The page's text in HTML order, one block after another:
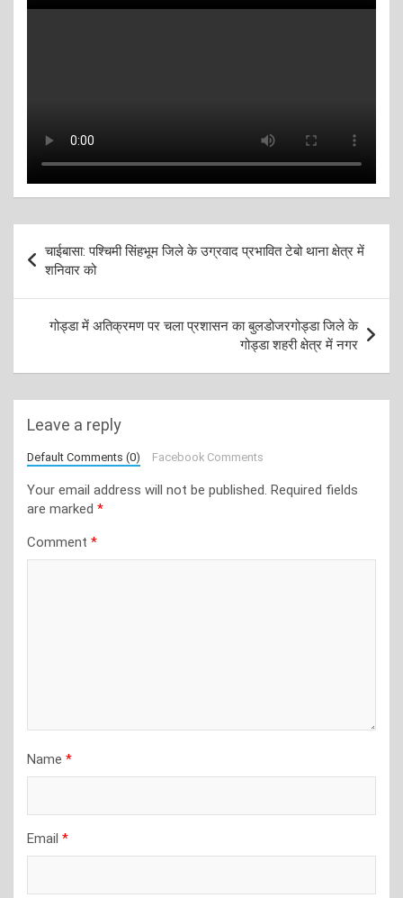
navigation
चाईबासा: पश्चिमी सिंहभूम जिले के उग्रवाद प्रभावित टेबो थाना क्षेत्र में
शनिवार को
गोड्डा में अतिक्रमण पर चला प्रशासन का बुलडोजरगोड्डा जिले के
गोड्डा शहरी क्षेत्र में नगर
Leave a reply
Default Comments (0) Facebook Comments
Your email address will not be published. Required fields
are marked *
Comment *
Name *
Email *